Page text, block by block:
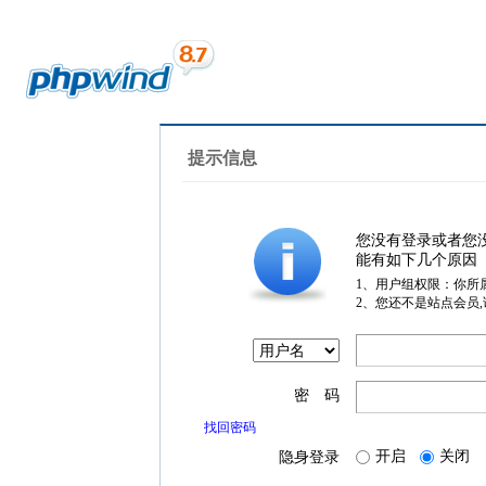
提示信息
您没有登录或者您
能有如下几个原因
1、用户组权限：你所
2、您还不是站点会员
密 码
找回密码
隐身登录 开启 关闭